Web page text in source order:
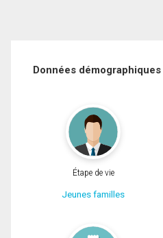
Données démographiques
Étape de vie
Jeunes familles